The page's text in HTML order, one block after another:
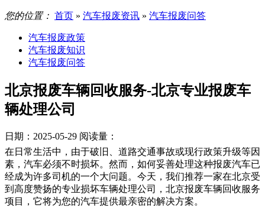
您的位置： 首页 » 汽车报废资讯 » 汽车报废问答
汽车报废政策
汽车报废知识
汽车报废问答
北京报废车辆回收服务-北京专业报废车
辆处理公司
日期：2025-05-29 阅读量：
在日常生活中，由于破旧、道路交通事故或现行政策升级等因
素，汽车必须不时损坏。然而，如何妥善处理这种报废汽车已
经成为许多司机的一个大问题。今天，我们推荐一家在北京受
到高度赞扬的专业损坏车辆处理公司，北京报废车辆回收服务
项目，它将为您的汽车提供最亲密的解决方案。